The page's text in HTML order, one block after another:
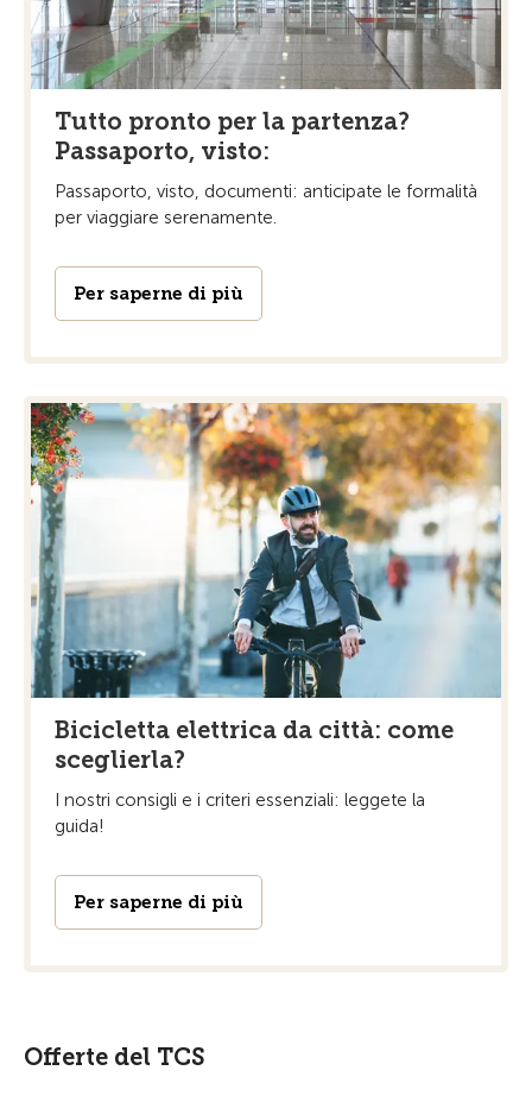
Tutto pronto per la partenza?
Passaporto, visto:
Passaporto, visto, documenti: anticipate le formalità
per viaggiare serenamente.
Per saperne di più
Bicicletta elettrica da città: come
sceglierla?
I nostri consigli e i criteri essenziali: leggete la
guida!
Per saperne di più
Offerte del TCS